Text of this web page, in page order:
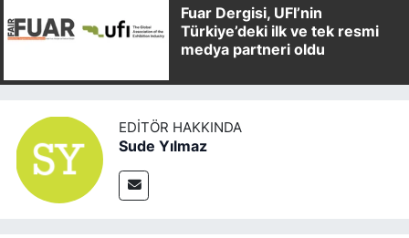
Fuar Dergisi, UFI’nin
Türkiye’deki ilk ve tek resmi
medya partneri oldu
EDITÖR HAKKINDA
Sude Yılmaz